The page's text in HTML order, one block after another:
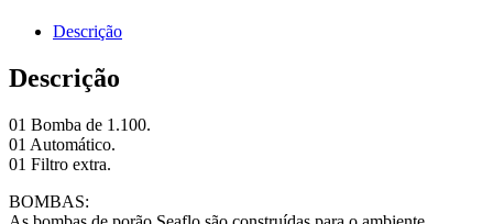
Descrição
Descrição
01 Bomba de 1.100.
01 Automático.
01 Filtro extra.
BOMBAS: